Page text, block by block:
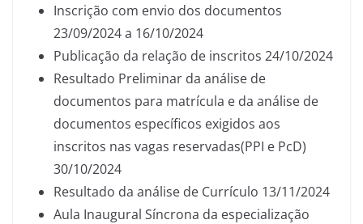
Inscrição com envio dos documentos
23/09/2024 a 16/10/2024
Publicação da relação de inscritos 24/10/2024
Resultado Preliminar da análise de
documentos para matrícula e da análise de
documentos específicos exigidos aos
inscritos nas vagas reservadas(PPI e PcD)
30/10/2024
Resultado da análise de Currículo 13/11/2024
Aula Inaugural Síncrona da especialização